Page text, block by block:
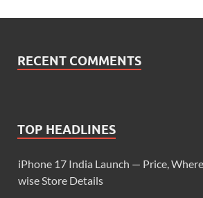
RECENT COMMENTS
TOP HEADLINES
iPhone 17 India Launch — Price,
wise Store Details